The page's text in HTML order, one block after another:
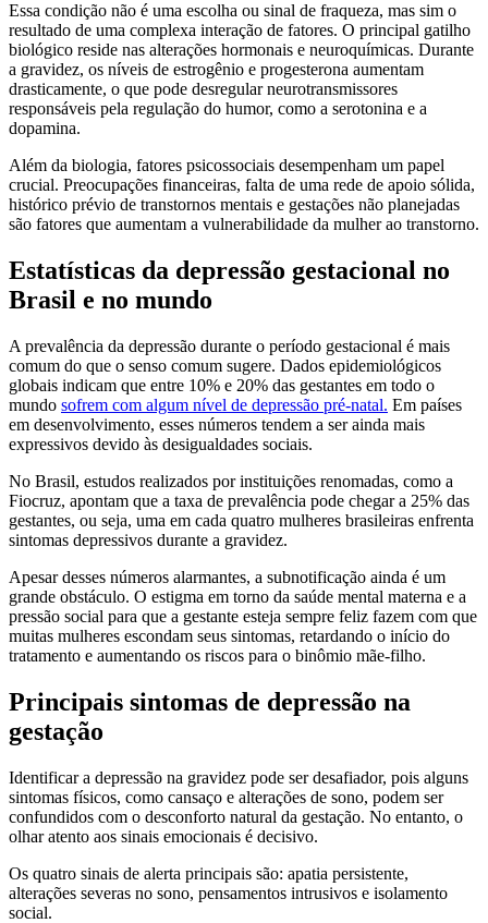
Essa condição não é uma escolha ou sinal de fraqueza, mas sim o
resultado de uma complexa interação de fatores. O principal gatilho
biológico reside nas alterações hormonais e neuroquímicas. Durante
a gravidez, os níveis de estrogênio e progesterona aumentam
drasticamente, o que pode desregular neurotransmissores
responsáveis pela regulação do humor, como a serotonina e a
dopamina.
Além da biologia, fatores psicossociais desempenham um papel
crucial. Preocupações financeiras, falta de uma rede de apoio sólida,
histórico prévio de transtornos mentais e gestações não planejadas
são fatores que aumentam a vulnerabilidade da mulher ao transtorno.
Estatísticas da depressão gestacional no
Brasil e no mundo
A prevalência da depressão durante o período gestacional é mais
comum do que o senso comum sugere. Dados epidemiológicos
globais indicam que entre 10% e 20% das gestantes em todo o
mundo sofrem com algum nível de depressão pré-natal. Em países
em desenvolvimento, esses números tendem a ser ainda mais
expressivos devido às desigualdades sociais.
No Brasil, estudos realizados por instituições renomadas, como a
Fiocruz, apontam que a taxa de prevalência pode chegar a 25% das
gestantes, ou seja, uma em cada quatro mulheres brasileiras enfrenta
sintomas depressivos durante a gravidez.
Apesar desses números alarmantes, a subnotificação ainda é um
grande obstáculo. O estigma em torno da saúde mental materna e a
pressão social para que a gestante esteja sempre feliz fazem com que
muitas mulheres escondam seus sintomas, retardando o início do
tratamento e aumentando os riscos para o binômio mãe-filho.
Principais sintomas de depressão na
gestação
Identificar a depressão na gravidez pode ser desafiador, pois alguns
sintomas físicos, como cansaço e alterações de sono, podem ser
confundidos com o desconforto natural da gestação. No entanto, o
olhar atento aos sinais emocionais é decisivo.
Os quatro sinais de alerta principais são: apatia persistente,
alterações severas no sono, pensamentos intrusivos e isolamento
social.